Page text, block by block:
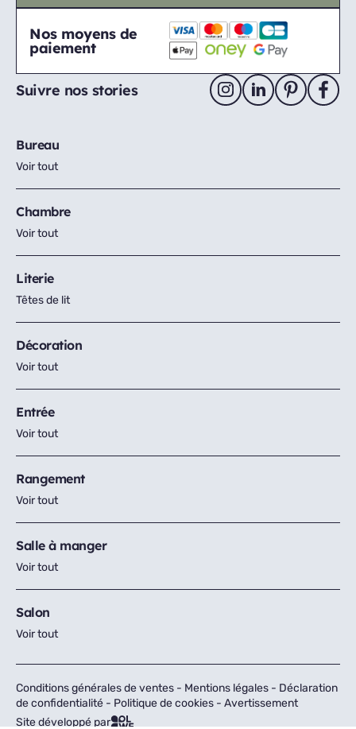
Nos moyens de
paiement
Suivre nos stories
Bureau
Voir tout
Chambre
Voir tout
Literie
Têtes de lit
Décoration
Voir tout
Entrée
Voir tout
Rangement
Voir tout
Salle à manger
Voir tout
Salon
Voir tout
Conditions générales de ventes - Mentions légales - Déclaration
de confidentialité - Politique de cookies - Avertissement
Site développé par